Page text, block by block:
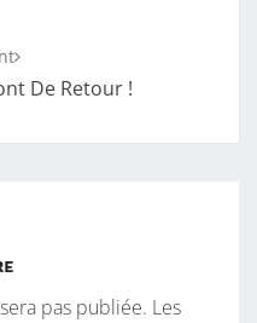
De Retour !
pas publiée. Les